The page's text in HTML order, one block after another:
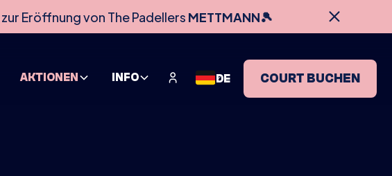
zur Eröffnung von The Padellers METTMANN🎾
AKTIONEN INFO DE COURT BUCHEN